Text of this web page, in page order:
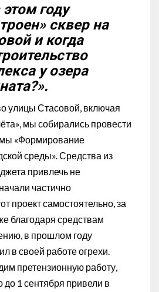
году
сквер на
и когда
у озера
улицы Стасовой, включая
мы собирались провести
«Формирование
среды». Средства из
привлечь не
частично
проект самостоятельно, за
благодаря средствам
в прошлом году
в своей работе огрехи.
претензионную работу,
1 сентября привели в